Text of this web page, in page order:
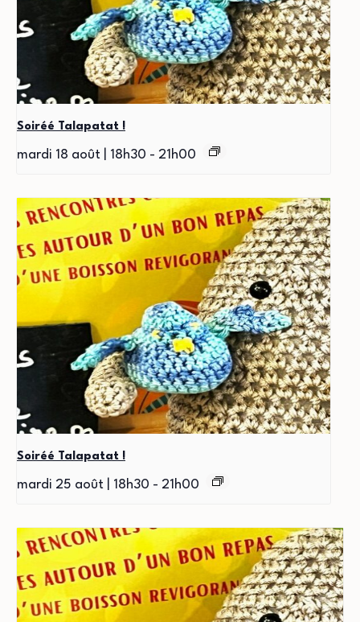
Soiréé Talapatat !
mardi 18 août | 18h30 - 21h00
Soiréé Talapatat !
mardi 25 août | 18h30 - 21h00